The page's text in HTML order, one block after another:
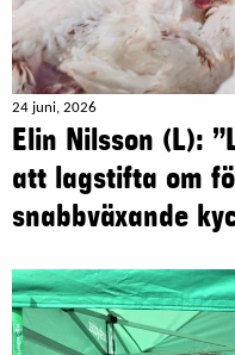
24 juni, 2026
Elin Nilsson (L):
att lagstifta om
snabbväxande